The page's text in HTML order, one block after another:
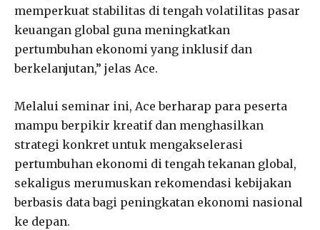
memperkuat stabilitas di tengah volatilitas pasar
keuangan global guna meningkatkan
pertumbuhan ekonomi yang inklusif dan
berkelanjutan,” jelas Ace.
Melalui seminar ini, Ace berharap para peserta
mampu berpikir kreatif dan menghasilkan
strategi konkret untuk mengakselerasi
pertumbuhan ekonomi di tengah tekanan global,
sekaligus merumuskan rekomendasi kebijakan
berbasis data bagi peningkatan ekonomi nasional
ke depan.